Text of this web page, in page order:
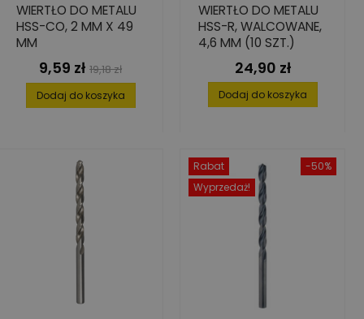
WIERTŁO DO METALU
HSS-CO, 2 MM X 49
MM
Cena
9,59 zł Cena
podstawowa
19,18 zł
Dodaj do koszyka
WIERTŁO DO METALU
HSS-R, WALCOWANE,
4,6 MM (10 SZT.)
Cena
24,90 zł
Dodaj do koszyka
-50%
Rabat
Wyprzedaż!